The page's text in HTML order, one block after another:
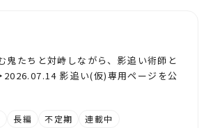
鬼たちと対峙しながら、影追い術師と
影追い(仮)専用ページを公
長編 不定期 連載中